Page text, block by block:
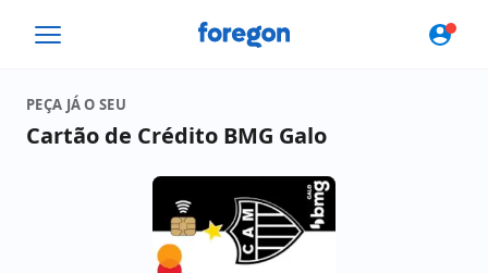
Foregon.com
PEÇA JÁ O SEU
Cartão de Crédito BMG Galo